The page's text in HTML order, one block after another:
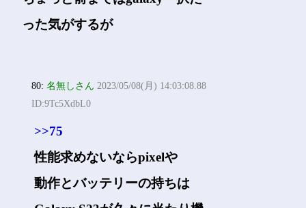
った気がするが
80:名無しさん 2023/05/08(月) 14:03:08.88
ID:9Tc5XdbL0
>>75
性能求めないならpixelや
動作とバッテリーの持ちは